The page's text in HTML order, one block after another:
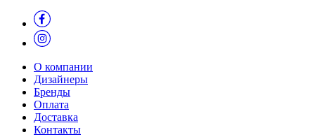
О компании
Дизайнеры
Бренды
Оплата
Доставка
Контакты